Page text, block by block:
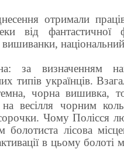
отримали
від фантастичної
за визначенням
типів українців.
чорна вишивка,
весілля чорним
Чому Полісся
лісова
в цьому болоті